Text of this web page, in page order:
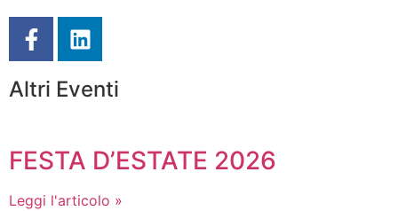
Altri Eventi
FESTA D’ESTATE 2026
Leggi l'articolo »